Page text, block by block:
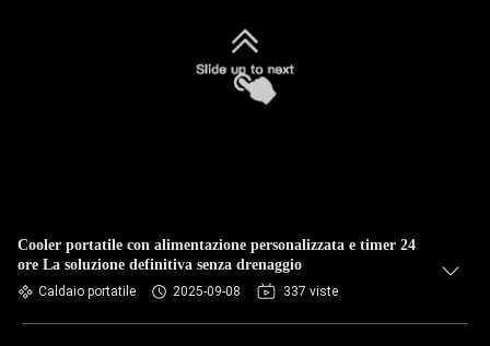
Cooler portatile con alimentazione personalizzata e timer 24
ore La soluzione definitiva senza drenaggio
Caldaio portatile 2025-09-08 337 viste